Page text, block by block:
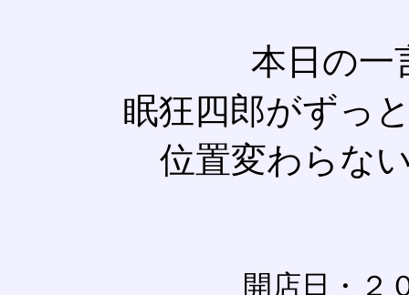
本日の一
眠狂四郎がずっ
位置変わらな
開店日・２